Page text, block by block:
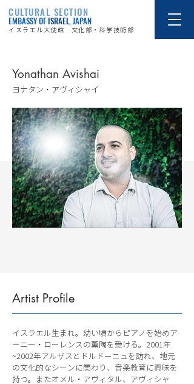
CULTURAL SECTION
EMBASSY OFISRAEL, JAPAN
イスラエル大使館 文化部・科学技術部
Yonathan Avishai
ヨナタン・アヴィシャイ
Artist Profile
イスラエル生まれ。幼い頃からピアノを始めア
ーニー・ローレンスの薫陶を受ける。2001年
~2002年アルザスとドルドーニュを訪れ、地元
の文化的なシーンに関わり、音楽教育に興味を
持つ。またオメル・アヴィタル、アヴィシャ